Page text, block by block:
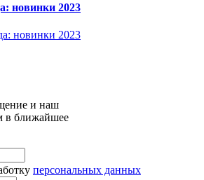
новинки 2023
и наш
в ближайшее
персональных данных